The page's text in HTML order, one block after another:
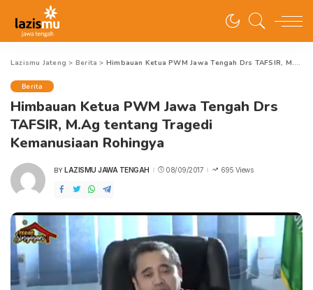
Lazismu Jateng > Berita > Himbauan Ketua PWM Jawa Tengah Drs TAFSIR, M.Ag tentang Tragedi Kemanusiaan Rohingya
Berita
Himbauan Ketua PWM Jawa Tengah Drs
TAFSIR, M.Ag tentang Tragedi
Kemanusiaan Rohingya
POSTED
BY LAZISMU JAWA TENGAH 08/09/2017 695 Views